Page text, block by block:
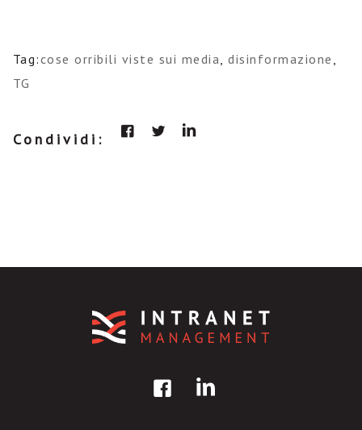
Tag:cose orribili viste sui media,disinformazione ,
TG
Condividi: